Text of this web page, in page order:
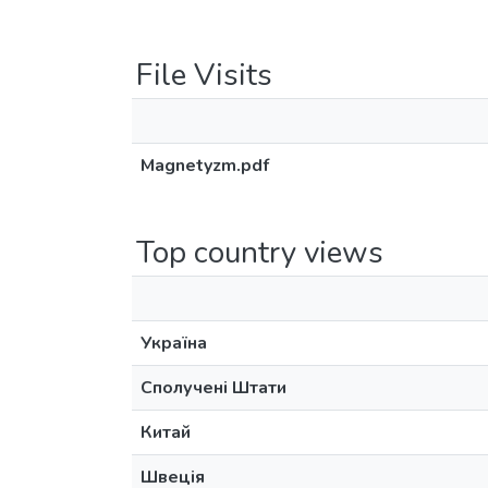
File Visits
Magnetyzm.pdf
Top country views
Україна
Сполучені Штати
Китай
Швеція